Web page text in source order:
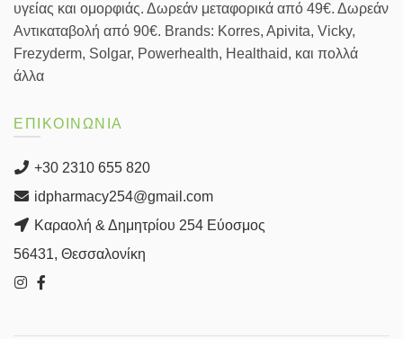
υγείας και ομορφιάς. Δωρεάν μεταφορικά από 49€. Δωρεάν
Αντικαταβολή από 90€. Brands: Korres, Apivita, Vicky,
Frezyderm, Solgar, Powerhealth, Healthaid, και πολλά
άλλα
ΕΠΙΚΟΙΝΩΝΙΑ
+30 2310 655 820
idpharmacy254@gmail.com
Καραολή & Δημητρίου 254 Εύοσμος
56431, Θεσσαλονίκη